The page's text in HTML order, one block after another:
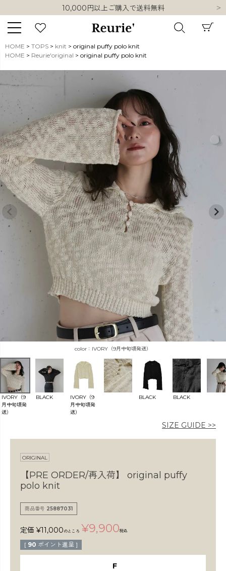
10,000円以上ご購入で送料無料
類似ブランド・他社ショップ様との誤認知に関するお願い
10,000円以上ご購入で送料無料
キーワード
販売タイプ
新着 再入荷 SALE
商品タイプ
ORIGINAL HIT ITEM
在庫なし商品
HOME TOPS knit
original puffy polo knit
HOME
Reurie'original original puffy polo knit
IVORY（9月中旬頃発送）
IVORY（9
月中旬頃発
送）
BLACK
IVORY（9
月中旬頃発
送）
BLACK BLACK
SIZE GUIDE >>
ORIGINAL
【PRE ORDER/再入荷】
original puffy
polo knit
商品番号 25887031
定価 ¥11,000 のところ ¥9,900税込
[ 90 ポイント進呈 ]
F